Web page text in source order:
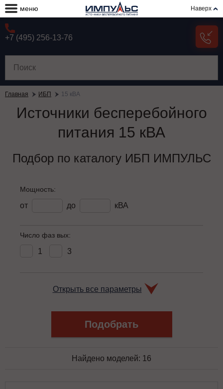
меню Наверх
+7 (495) 256-13-76
Главная ИБП 15 кВА
Источники бесперебойного
питания 15 кВА
Подбор по каталогу ИБП ИМПУЛЬС
Мощность:
от до кВА
Число фаз вых:
1 3
Открыть все параметры
Найдено моделей: 16